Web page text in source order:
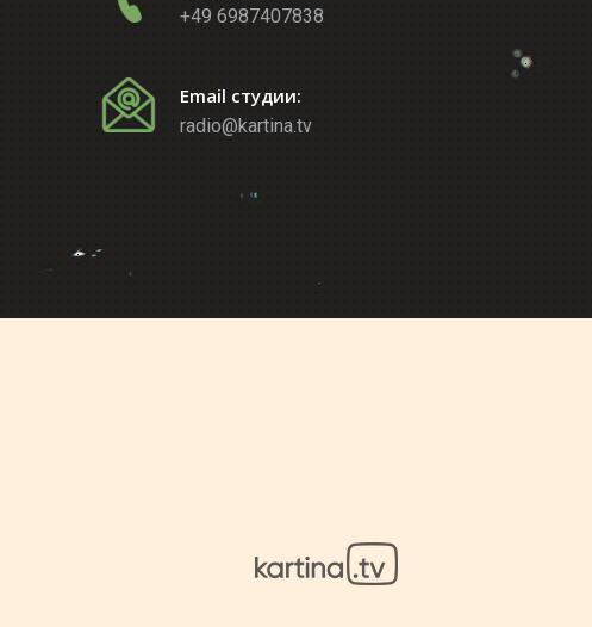
+49 6987407838
Email студии:
radio@kartina.tv